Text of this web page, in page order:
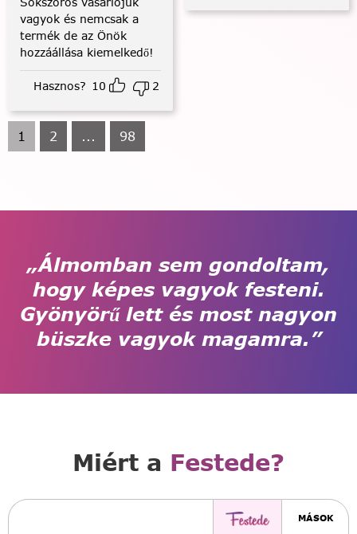
vagyok és nemcsak a
termék de az Önök
hozzáállása kiemelkedő!
Hasznos? 10 2
1 2 ... 98
„Álmomban sem gondoltam,
hogy képes vagyok festeni.
Gyönyörű lett és most nagyon
büszke vagyok magamra.”
Miért a Festede?
MÁSOK